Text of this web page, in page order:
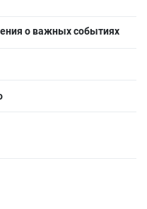
о важных событиях